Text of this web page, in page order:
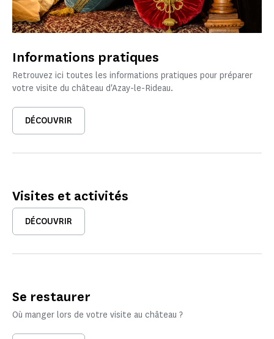
Informations pratiques
Retrouvez ici toutes les informations pratiques pour préparer
votre visite du château d'Azay-le-Rideau.
DÉCOUVRIR
Visites et activités
DÉCOUVRIR
Se restaurer
Où manger lors de votre visite au château ?